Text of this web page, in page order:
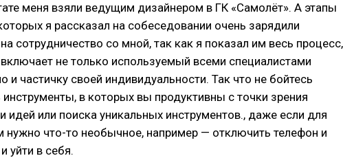
меня взяли ведущим дизайнером в ГК «Самолёт». А этапы
я рассказал на собеседовании очень зарядили
сотрудничество со мной, так как я показал им весь процесс,
не только используемый всеми специалистами
и частичку своей индивидуальности. Так что не бойтесь
инструменты, в которых вы продуктивны с точки зрения
идей или поиска уникальных инструментов., даже если для
нужно что-то необычное, например — отключить телефон и
уйти в себя.